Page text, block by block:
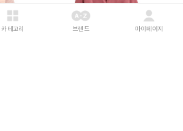
카테고리 브랜드 마이페이지